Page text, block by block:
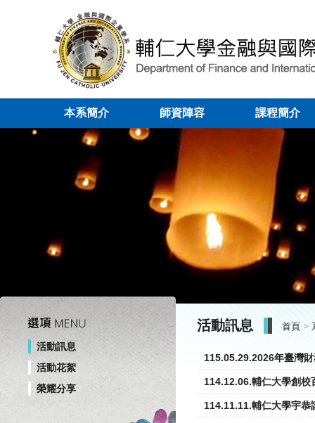
本系簡介 師資陣容 課程簡介
活動訊息
活動花絮
榮耀分享
活動訊息 首頁
115.05.29.2026年臺灣
114.12.06.輔仁大學創校
114.11.11.輔仁大學宇恭